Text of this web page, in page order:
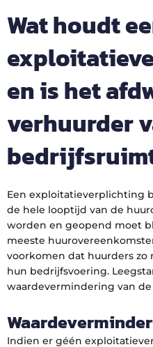
Wat houdt
en is het
verhuurder
Een exploitatieverplichting
de hele looptijd van de
worden en geopend moet
meeste
voorkomen dat huurders
hun bedrijfsvoering.
waardevermindering van
Indien er géén